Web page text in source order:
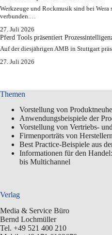
Werkzeuge und Rockmusik sind bei Wera
verbunden.…
27. Juli 2026
Pferd Tools präsentiert
Auf der diesjährigen AMB in Stuttgart
27. Juli 2026
Themen
Vorstellung von
Anwendungsbeispiele der
Vorstellung von Vertriebs-
Firmenporträts von
Best Practice-Beispiele aus
Informationen für den
bis Multichannel
Verlag
Media & Service Büro
Bernd Lochmüller
Tel. +49 521 400 210